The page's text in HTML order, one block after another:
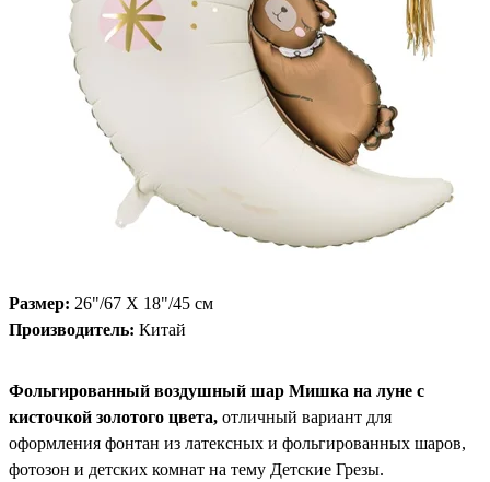
Размер: 26"/67 X 18"/45 см
Производитель: Китай
Фольгированный воздушный шар Мишка на луне с
кисточкой золотого цвета, отличный вариант для
оформления фонтан из латексных и фольгированных шаров,
фотозон и детских комнат на тему Детские Грезы.